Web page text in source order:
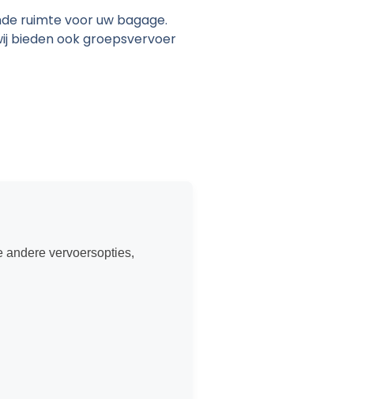
ruimte voor uw bagage.
bieden ook groepsvervoer
andere vervoersopties,